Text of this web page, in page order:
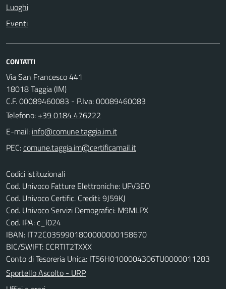
Luoghi
Eventi
CONTATTI
Via San Francesco 441
18018 Taggia (IM)
C.F. 00089460083 - P.Iva: 00089460083
Telefono: +39 0184 476222
E-mail:
PEC:
Codici istituzionali
Cod. Univoco Fatture Elettroniche: UFV3EO
Cod. Univoco Certific. Crediti: 9J59KJ
Cod. Univoco Servizi Demografici: M9MLPX
Cod. IPA: c_l024
IBAN: IT72C0359901800000000158670
BIC/SWIFT: CCRTIT2TXXX
Conto di Tesoreria Unica: IT56H0100004306TU0000011283
Sportello Ascolto - URP